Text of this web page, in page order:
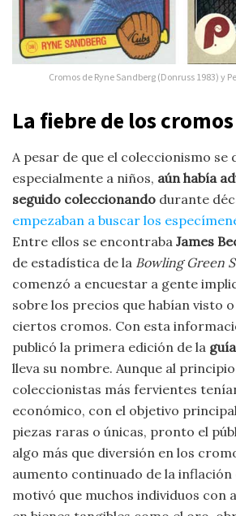
Cromos de Ryne Sandberg (Donruss 1983) y
La fiebre de los
A pesar de que el coleccionismo se
especialmente a niños, aún había
seguido coleccionando durante
empezaban a buscar los
Entre ellos se encontraba James
de estadística de la Bowling Green
comenzó a encuestar a gente
sobre los precios que habían visto
ciertos cromos. Con esta
publicó la primera edición de la
lleva su nombre. Aunque al
coleccionistas más fervientes
económico, con el objetivo
piezas raras o únicas, pronto el
algo más que diversión en los
aumento continuado de la inflación
motivó que muchos individuos con